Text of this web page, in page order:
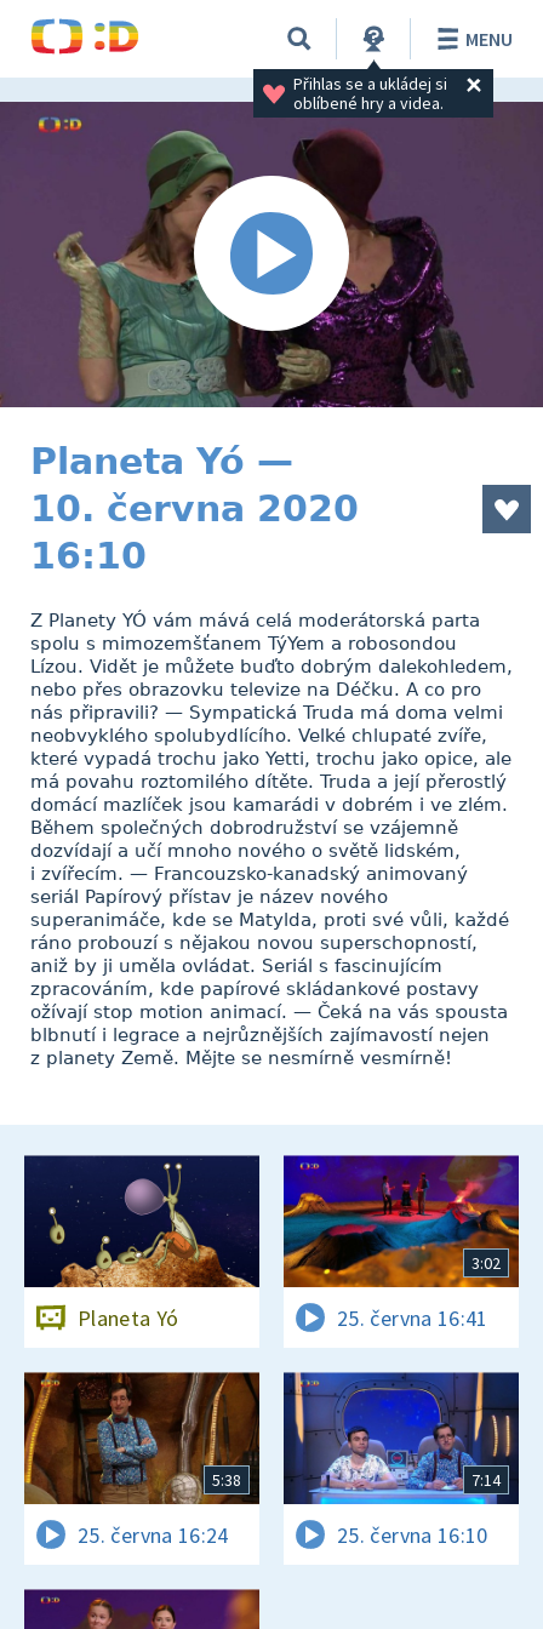
Přihlas se a ukládej si
oblíbené hry a videa.
MENU
Planeta Yó —
10. června 2020
16:10
Z Planety YÓ vám mává celá moderátorská parta
spolu s mimozemšťanem TýYem a robosondou
Lízou. Vidět je můžete buďto dobrým dalekohledem,
nebo přes obrazovku televize na Déčku. A co pro
nás připravili? — Sympatická Truda má doma velmi
neobvyklého spolubydlícího. Velké chlupaté zvíře,
které vypadá trochu jako Yetti, trochu jako opice, ale
má povahu roztomilého dítěte. Truda a její přerostlý
domácí mazlíček jsou kamarádi v dobrém i ve zlém.
Během společných dobrodružství se vzájemně
dozvídají a učí mnoho nového o světě lidském,
i zvířecím. — Francouzsko-kanadský animovaný
seriál Papírový přístav je název nového
superanimáče, kde se Matylda, proti své vůli, každé
ráno probouzí s nějakou novou superschopností,
aniž by ji uměla ovládat. Seriál s fascinujícím
zpracováním, kde papírové skládankové postavy
ožívají stop motion animací. — Čeká na vás spousta
blbnutí i legrace a nejrůznějších zajímavostí nejen
z planety Země. Mějte se nesmírně vesmírně!
Planeta Yó
3:02
25. června 16:41
5:38
25. června 16:24
7:14
25. června 16:10